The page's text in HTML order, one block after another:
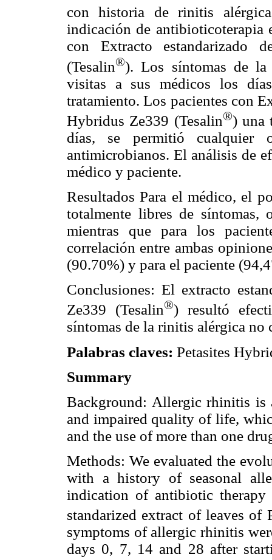
con historia de rinitis
indicación de antibioticoterapia
con Extracto estandarizado
(Tesalin®). Los síntomas de
visitas a sus médicos los
tratamiento. Los pacientes con
Hybridus Ze339 (Tesalin®) una
días, se permitió cualquier
antimicrobianos. El análisis de
médico y paciente.
Resultados Para el médico, el
totalmente libres de síntomas,
mientras que para los
correlación entre ambas
(90.70%) y para el paciente
Conclusiones: El extracto
Ze339 (Tesalin®) resultó
síntomas de la rinitis alérgica no
Palabras claves: Petasites
Summary
Background: Allergic rhinitis is
and impaired quality of life,
and the use of more than one
Methods: We evaluated the
with a history of seasonal
indication of antibiotic
standarized extract of leaves of
symptoms of allergic rhinitis
days 0, 7, 14 and 28 after